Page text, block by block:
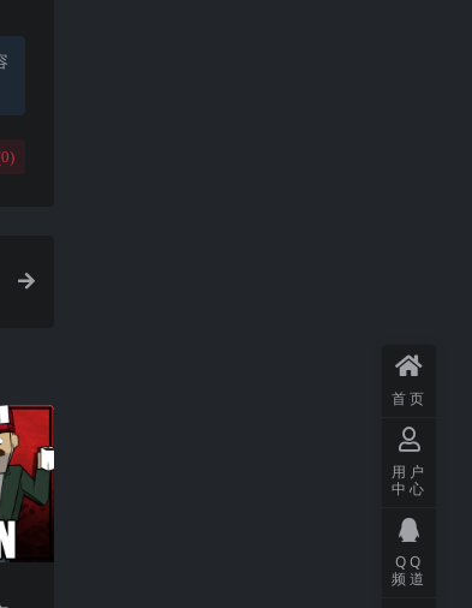
0)
首页
用户
中心
QQ
频道